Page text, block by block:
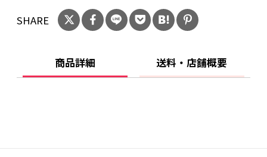
VCTFK 2C 5ｍ
3000LM
【対応バッテリー】
SHARE
商品詳細 送料・店舗概要